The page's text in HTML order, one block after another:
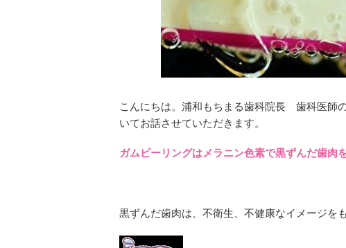
こんにちは。浦和もちまる歯科院長 歯科医師
いてお話させていただきます。
ガムピーリングはメラニン色素で黒ずんだ歯肉
黒ずんだ歯肉は、不衛生、不健康なイメージを